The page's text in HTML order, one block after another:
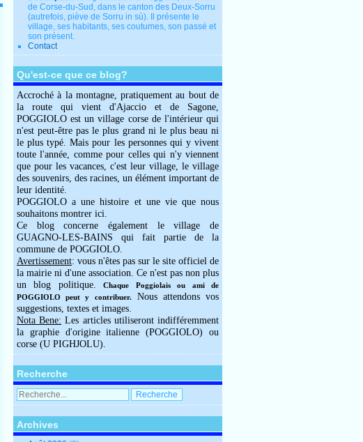
de Corse-du-Sud, dans le canton des Deux-Sorru
(autrefois, piève de Sorru in sù). Il présente le
village, ses habitants, ses coutumes, son passé et
son présent.
Contact
Qu'est-ce que ce blog?
Accroché à la montagne, pratiquement au bout de
la route qui vient d'Ajaccio et de Sagone,
POGGIOLO est un village corse de l'intérieur qui
n'est peut-être pas le plus grand ni le plus beau ni
le plus typé. Mais pour les personnes qui y vivent
toute l'année, comme pour celles qui n'y viennent
que pour les vacances, c'est leur village, le village
des souvenirs, des racines, un élément important de
leur identité.
POGGIOLO a une histoire et une vie que nous
souhaitons montrer ici.
Ce blog concerne également le village de
GUAGNO-LES-BAINS qui fait partie de la
commune de POGGIOLO.
Avertissement: vous n'êtes pas sur le site officiel de
la mairie ni d'une association. Ce n'est pas non plus
un blog politique.Chaque Poggiolais ou ami de
POGGIOLO peut y contribuer.Nous attendons vos
suggestions, textes et images.
Nota Bene: Les articles utiliseront indifféremment
la graphie d'origine italienne (POGGIOLO) ou
corse (U PIGHJOLU).
Recherche
Archives